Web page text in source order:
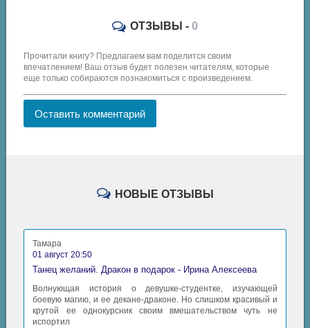
ОТЗЫВЫ - 0
Прочитали книгу? Предлагаем вам поделится своим
впечатлением! Ваш отзыв будет полезен читателям, которые
еще только собираются познакомиться с произведением.
Оставить комментарий
НОВЫЕ ОТЗЫВЫ
Тамара
01 август 20:50
Танец желаний. Дракон в подарок - Ирина Алексеева
Волнующая история о девушке-студентке, изучающей
боевую магию, и ее декане-драконе. Но слишком красивый и
крутой ее однокурсник своим вмешательством чуть не
испортил